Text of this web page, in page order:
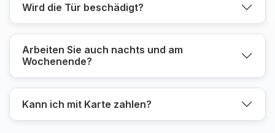
Wird die Tür beschädigt?
Arbeiten Sie auch nachts und am
Wochenende?
Kann ich mit Karte zahlen?